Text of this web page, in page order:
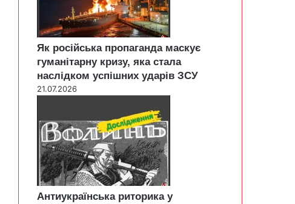
Як російська пропаганда маскує
гуманітарну кризу, яка стала
наслідком успішних ударів ЗСУ
21.07.2026
Антиукраїнська риторика у